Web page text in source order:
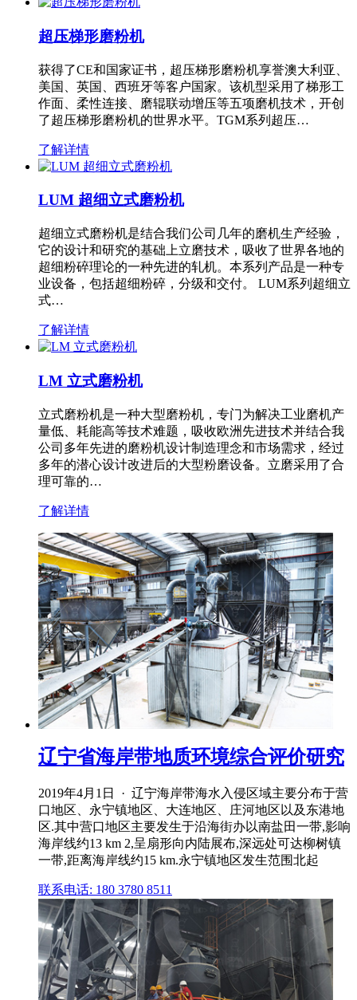
超压梯形磨粉机
获得了CE和国家证书，超压梯形磨粉机享誉澳大利亚、
美国、英国、西班牙等客户国家。该机型采用了梯形工
作面、柔性连接、磨辊联动增压等五项磨机技术，开创
了超压梯形磨粉机的世界水平。TGM系列超压…
了解详情
LUM 超细立式磨粉机
超细立式磨粉机是结合我们公司几年的磨机生产经验，
它的设计和研究的基础上立磨技术，吸收了世界各地的
超细粉碎理论的一种先进的轧机。本系列产品是一种专
业设备，包括超细粉碎，分级和交付。 LUM系列超细立
式…
了解详情
LM 立式磨粉机
立式磨粉机是一种大型磨粉机，专门为解决工业磨机产
量低、耗能高等技术难题，吸收欧洲先进技术并结合我
公司多年先进的磨粉机设计制造理念和市场需求，经过
多年的潜心设计改进后的大型粉磨设备。立磨采用了合
理可靠的…
了解详情
辽宁省海岸带地质环境综合评价研究
2019年4月1日 · 辽宁海岸带海水入侵区域主要分布于营
口地区、永宁镇地区、大连地区、庄河地区以及东港地
区.其中营口地区主要发生于沿海街办以南盐田一带,影响
海岸线约13 km 2,呈扇形向内陆展布,深远处可达柳树镇
一带,距离海岸线约15 km.永宁镇地区发生范围北起
联系电话: 180 3780 8511